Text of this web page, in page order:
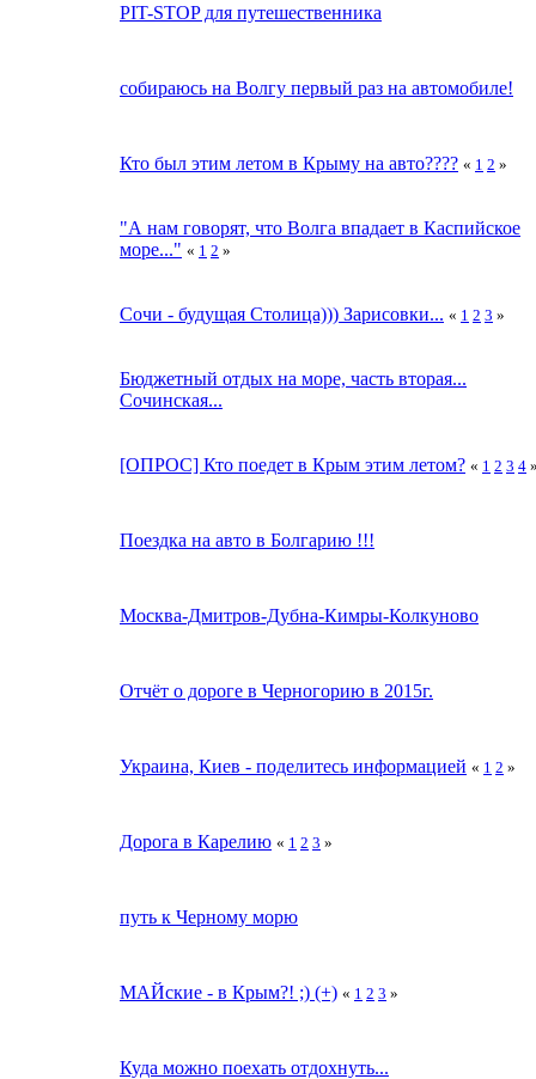
PIT-STOP для путешественника
собираюсь на Волгу первый раз на автомобиле!
Кто был этим летом в Крыму на авто???? « 1 2 »
"А нам говорят, что Волга впадает в Каспийское
море..." « 1 2 »
Сочи - будущая Столица))) Зарисовки... « 1 2 3 »
Бюджетный отдых на море, часть вторая...
Сочинская...
[ОПРОС] Кто поедет в Крым этим летом? « 1 2 3 4
Поездка на авто в Болгарию !!!
Москва-Дмитров-Дубна-Кимры-Колкуново
Отчёт о дороге в Черногорию в 2015г.
Украина, Киев - поделитесь информацией « 1 2 »
Дорога в Карелию « 1 2 3 »
путь к Черному морю
МАЙские - в Крым?! ;) (+) « 1 2 3 »
Куда можно поехать отдохнуть...